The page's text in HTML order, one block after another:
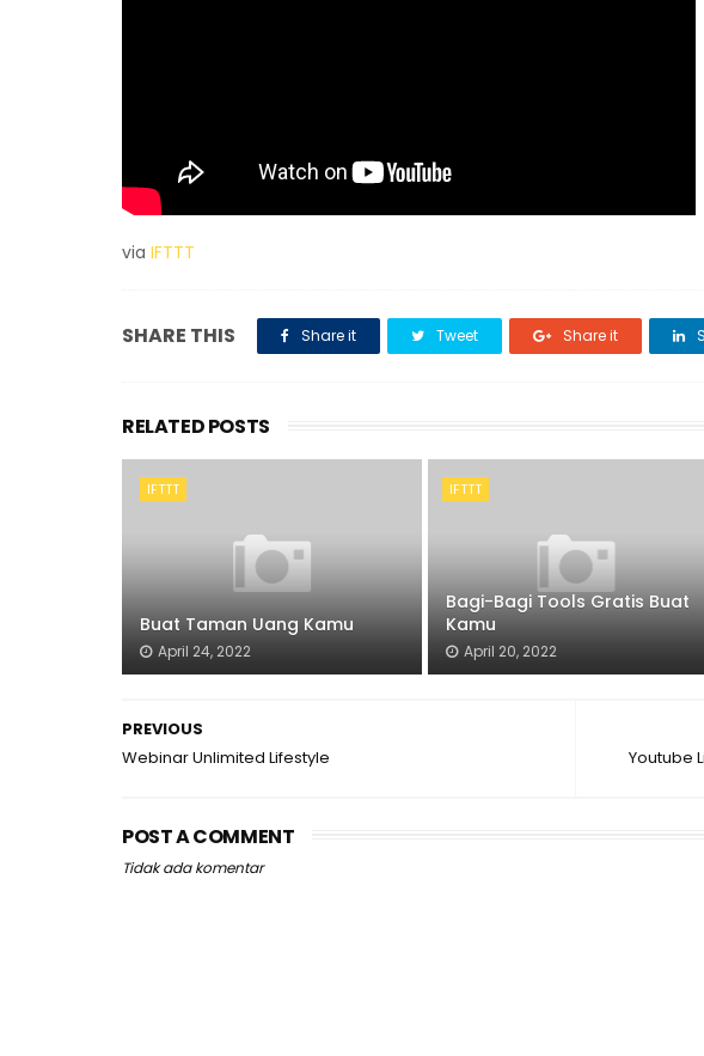
via IFTTT
SHARE THIS Share it Tweet Share it
RELATED POSTS
IFTTT
Buat Taman Uang Kamu
April 24, 2022
IFTTT
Bagi-Bagi Tools Gratis Buat
Kamu
April 20, 2022
Youtube
PREVIOUS
Webinar Unlimited Lifestyle
POST A COMMENT
Tidak ada komentar